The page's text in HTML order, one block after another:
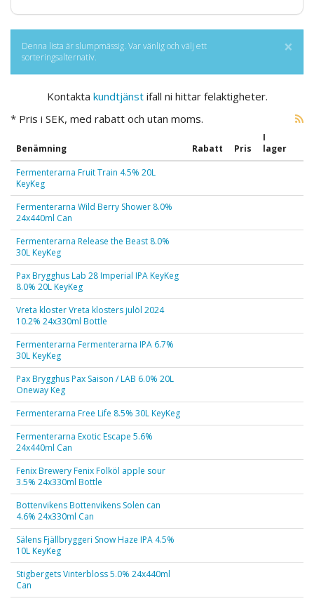
×
Denna lista är slumpmässig. Var vänlig och välj ett
sorteringsalternativ.
Kontakta kundtjänstifall ni hittar felaktigheter.
* Pris i SEK, med rabatt och utan moms.
Benämning Rabatt Pris
I
lager
Fermenterarna Fruit Train 4.5% 20L
KeyKeg
Fermenterarna Wild Berry Shower 8.0%
24x440ml Can
Fermenterarna Release the Beast 8.0%
30L KeyKeg
Pax Brygghus Lab 28 Imperial IPA KeyKeg
8.0% 20L KeyKeg
Vreta kloster Vreta klosters julöl 2024
10.2% 24x330ml Bottle
Fermenterarna Fermenterarna IPA 6.7%
30L KeyKeg
Pax Brygghus Pax Saison / LAB 6.0% 20L
Oneway Keg
Fermenterarna Free Life 8.5% 30L KeyKeg
Fermenterarna Exotic Escape 5.6%
24x440ml Can
Fenix Brewery Fenix Folköl apple sour
3.5% 24x330ml Bottle
Bottenvikens Bottenvikens Solen can
4.6% 24x330ml Can
Sälens Fjällbryggeri Snow Haze IPA 4.5%
10L KeyKeg
Stigbergets Vinterbloss 5.0% 24x440ml
Can